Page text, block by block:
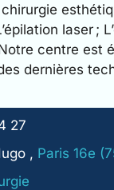
laser ;
centre est
dernières
27
, Paris 16e